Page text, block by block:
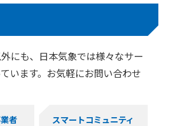
にも、日本気象では様々なサー
います。お気軽にお問い合わせ
者
スマートコミュニティ